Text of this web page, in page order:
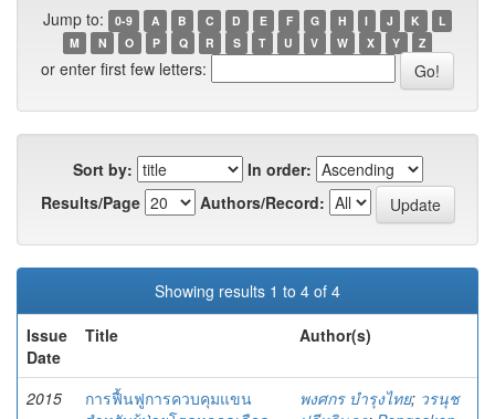
Jump to: 0-9 A B C D E F G H I J K
L
M
N O P Q R S T U V W X Y Z
or enter first few letters:
Sort by:
In order:
Results/Page
Authors/Record:
Showing results 1 to 4 of 4
Issue
Date
Title Author(s)
2015
การฟื้นฟูการควบคุมแขน
พงศกร บำรุงไทย; วรนุช